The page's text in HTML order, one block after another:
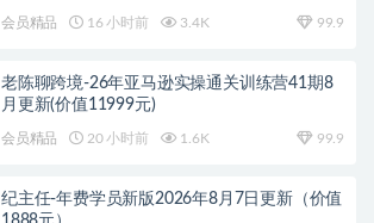
会员精品 16 小时前 3.4K 99.9
老陈聊跨境-26年亚马逊实操通关训练营41期8
月更新(价值11999元)
会员精品 20 小时前 1.6K 99.9
纪主任-年费学员新版2026年8月7日更新（价值